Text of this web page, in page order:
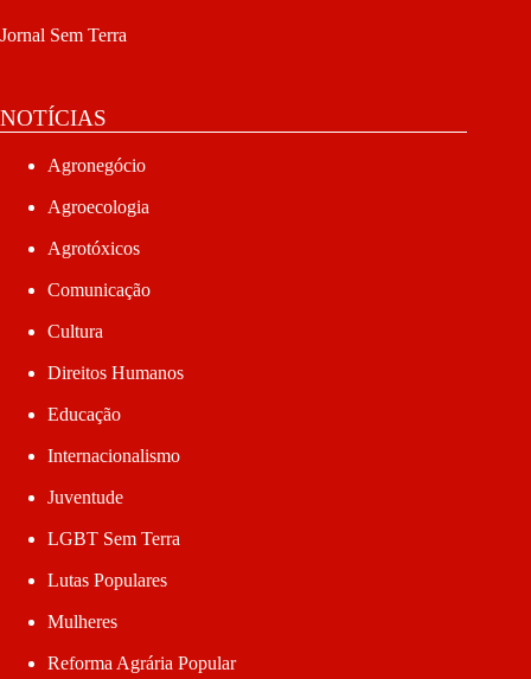
Jornal Sem Terra
NOTÍCIAS
Agronegócio
Agroecologia
Agrotóxicos
Comunicação
Cultura
Direitos Humanos
Educação
Internacionalismo
Juventude
LGBT Sem Terra
Lutas Populares
Mulheres
Reforma Agrária Popular